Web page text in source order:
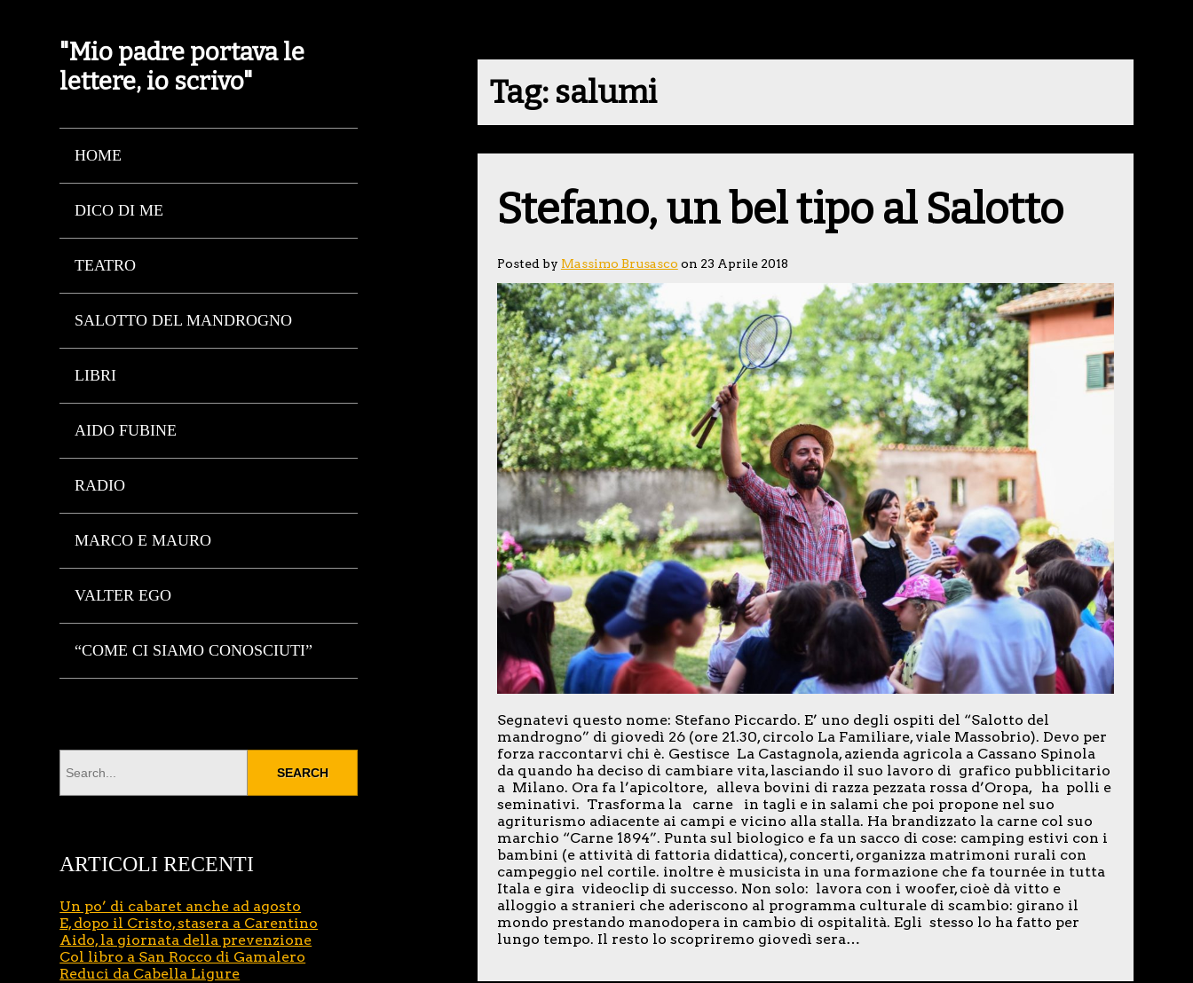
"Mio padre portava le
lettere, io scrivo"
HOME
DICO DI ME
TEATRO
SALOTTO DEL MANDROGNO
LIBRI
AIDO FUBINE
RADIO
MARCO E MAURO
VALTER EGO
“COME CI SIAMO CONOSCIUTI”
Tag: salumi
Stefano, un bel tipo al Salotto
Posted by Massimo Brusasco on 23 Aprile 2018
Segnatevi questo nome: Stefano Piccardo. E’ uno degli ospiti del “Salotto del
mandrogno” di giovedì 26 (ore 21.30, circolo La Familiare, viale Massobrio). Devo per
forza raccontarvi chi è. GestisceLa Castagnola, azienda agricola a Cassano Spinola
da quando ha deciso di cambiare vita, lasciando il suo lavoro di grafico pubblicitario
a Milano. Ora fa l’apicoltore, alleva bovini di razza pezzata rossa d’Oropa, ha polli e
seminativi. Trasforma la carne in tagli e in salami che poi propone nel suo
agriturismo adiacente ai campi e vicino alla stalla. Ha brandizzato la carne col suo
marchio “Carne 1894”. Punta sul biologico e fa un sacco di cose: camping estivi con i
bambini (e attività di fattoria didattica), concerti, organizza matrimoni rurali con
campeggio nel cortile. inoltre è musicista in una formazione che fa tournée in tutta
Itala e gira videoclip di successo. Non solo: lavora con i woofer, cioè dà vitto e
alloggio a stranieri che aderiscono al programma culturale di scambio: girano il
mondo prestando manodopera in cambio di ospitalità. Egli stesso lo ha fatto per
lungo tempo. Il resto lo scopriremo giovedì sera…
ARTICOLI RECENTI
Un po’ di cabaret anche ad agosto
E, dopo il Cristo, stasera a Carentino
Aido, la giornata della prevenzione
Col libro a San Rocco di Gamalero
Reduci da Cabella Ligure